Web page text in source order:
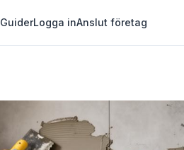
GuiderLogga inAnslut företag